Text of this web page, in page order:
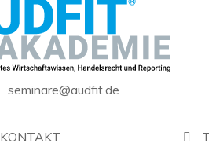
seminare@audfit.de
KONTAKT